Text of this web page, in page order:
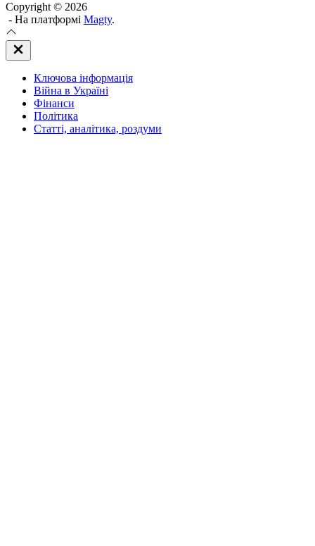
Copyright © 2026
- На платформі Magty.
Закрити
Off
(поза
полотном)
Ключова інформація
Війна в Україні
Фінанси
Політика
Статті, аналітика, роздуми